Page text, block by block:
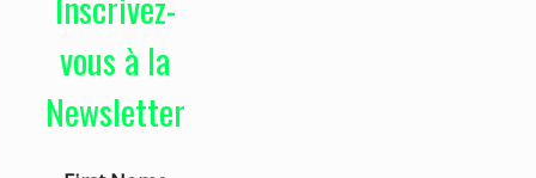
e
u
r
a
i
e
z
vous à la
Newsletter